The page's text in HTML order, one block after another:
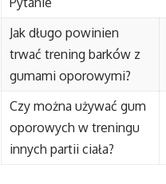
Jak długo powinien
trwać trening barków z
gumami oporowymi?
Czy można używać gum
oporowych w treningu
innych partii ciała?